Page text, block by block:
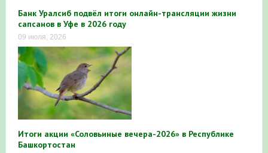
Банк Уралсиб подвёл итоги онлайн-трансляции жизни
сапсанов в Уфе в 2026 году
09 июля, 2026
Итоги акции «Соловьиные вечера-2026» в Республике
Башкортостан